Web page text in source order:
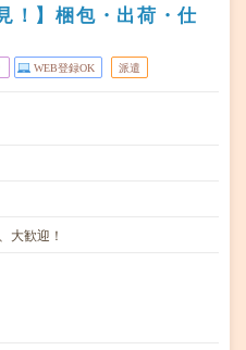
！】梱包・出荷・仕
WEB登録OK 派遣
大歓迎！